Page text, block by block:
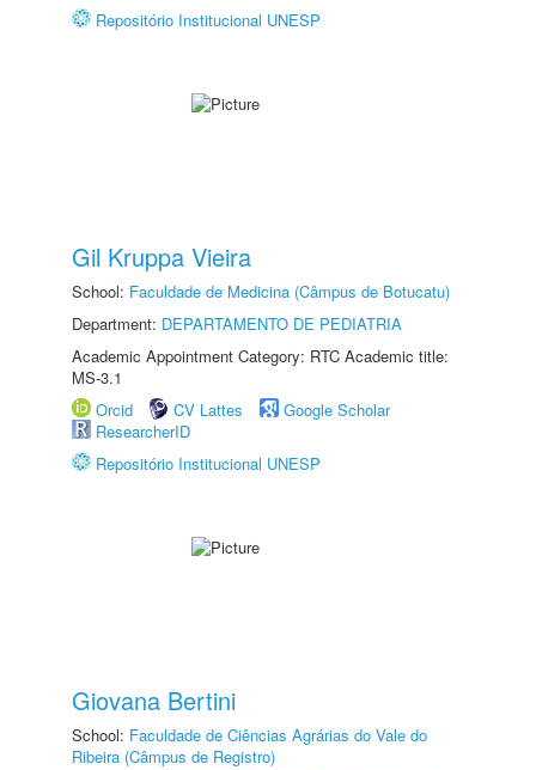
Repositório Institucional UNESP
Gil Kruppa Vieira
School: Faculdade de Medicina (Câmpus de Botucatu)
Department: DEPARTAMENTO DE PEDIATRIA
Academic Appointment Category: RTC Academic title:
MS-3.1
Orcid
CV Lattes
Google Scholar
ResearcherID
Repositório Institucional UNESP
Giovana Bertini
School: Faculdade de Ciências Agrárias do Vale do
Ribeira (Câmpus de Registro)